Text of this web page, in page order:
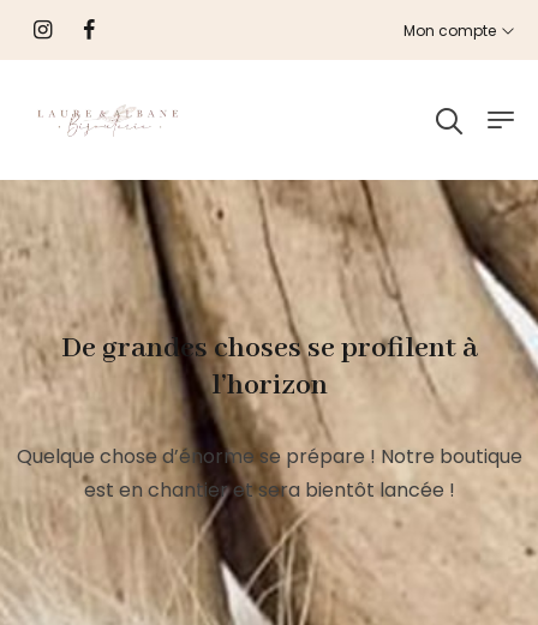
Mon compte
De grandes choses se profilent à
l’horizon
Quelque chose d’énorme se prépare ! Notre boutique
est en chantier et sera bientôt lancée !